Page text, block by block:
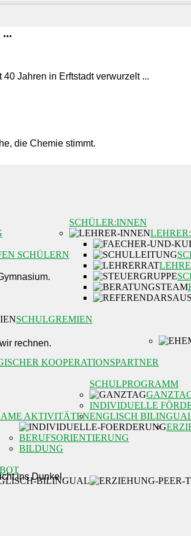
SCHÜLER:INNEN
SCHÜLERN
SCHULGREMIEN
KOOPERATIONSPARTNER
SCHULPROGRAMM
AKTIVITÄTEN
INDIVIDUELLE
ENGLISCH
BERUFSORIENTIERUNG
BILDUNG